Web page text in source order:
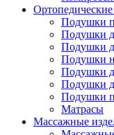
Подушки
Подушки
Подушки
Подушки
Подушки
Подушки
Подушки
Матрасы
Массажные